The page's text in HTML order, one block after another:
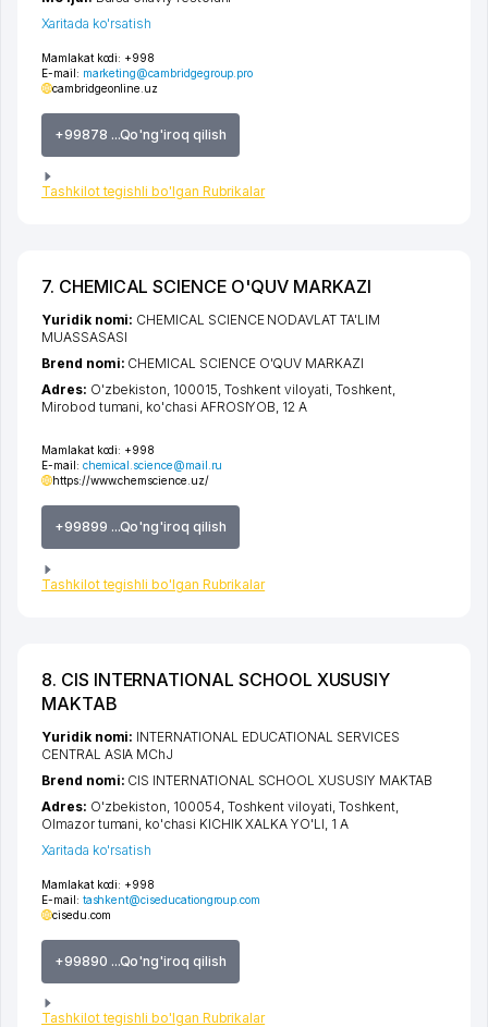
Mamlakat kodi: +998
E-mail: marketing@cambridgegroup.pro
cambridgeonline.uz
+99878 ...Qo'ng'iroq qilish
Tashkilot tegishli bo'lgan Rubrikalar
Xaritada ko'rsatish
7. CHEMICAL SCIENCE O'QUV MARKAZI
Mamlakat kodi: +998
E-mail: chemical.science@mail.ru
https://www.chemscience.uz/
+99899 ...Qo'ng'iroq qilish
Tashkilot tegishli bo'lgan Rubrikalar
Yuridik nomi: CHEMICAL SCIENCE NODAVLAT TA'LIM
MUASSASASI
Brend nomi: CHEMICAL SCIENCE O'QUV MARKAZI
Adres: O'zbekiston, 100015, Toshkent viloyati, Toshkent,
Mirobod tumani, ko'chasi AFROSIYOB, 12 A
8. CIS INTERNATIONAL SCHOOL XUSUSIY
MAKTAB
Mamlakat kodi: +998
E-mail: tashkent@ciseducationgroup.com
cisedu.com
+99890 ...Qo'ng'iroq qilish
Tashkilot tegishli bo'lgan Rubrikalar
Yuridik nomi: INTERNATIONAL EDUCATIONAL SERVICES
CENTRAL ASIA MChJ
Brend nomi: CIS INTERNATIONAL SCHOOL XUSUSIY MAKTAB
Adres: O'zbekiston, 100054, Toshkent viloyati Toshkent
Olmazor tumani ko'chasi KICHIK XALKA YO'LI , 1 A
Xaritada ko'rsatish